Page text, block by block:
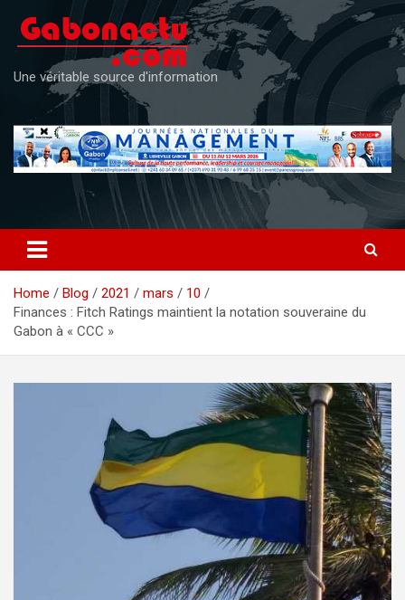
content
Une véritable source d'information
Home Blog 2021 mars
10
Finances : Fitch Ratings maintient la notation souveraine du
Gabon à « CCC »